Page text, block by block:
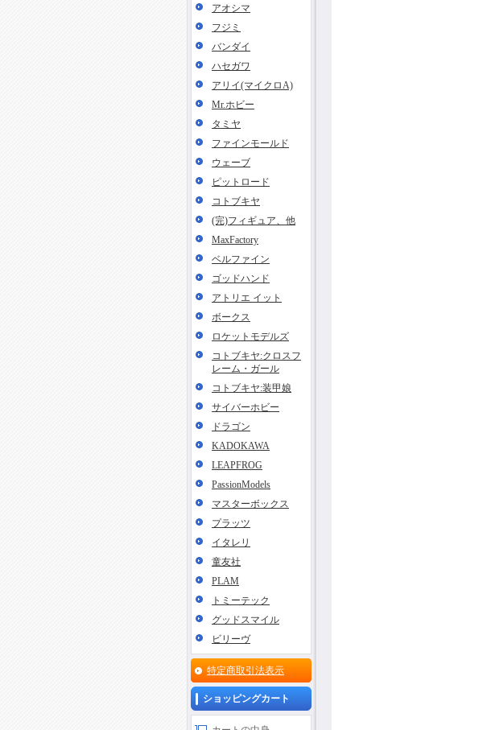
アオシマ
フジミ
バンダイ
ハセガワ
アリイ(マイクロA)
Mr.ホビー
タミヤ
ファインモールド
ウェーブ
ピットロード
コトブキヤ
(完)フィギュア、他
MaxFactory
ベルファイン
ゴッドハンド
アトリエ イット
ボークス
ロケットモデルズ
コトブキヤ:クロスフ
レーム・ガール
コトブキヤ:装甲娘
サイバーホビー
ドラゴン
KADOKAWA
LEAPFROG
PassionModels
マスターボックス
プラッツ
イタレリ
童友社
PLAM
トミーテック
グッドスマイル
ビリーヴ
特定商取引法表示
ショッピングカート